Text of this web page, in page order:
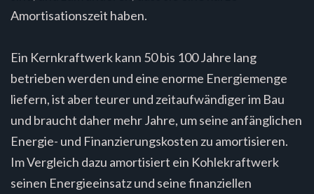
Amortisationszeit haben.
Ein Kernkraftwerk kann 50 bis 100 Jahre lang
betrieben werden und eine enorme Energiemenge
liefern, ist aber teurer und zeitaufwändiger im Bau
und braucht daher mehr Jahre, um seine anfänglichen
Energie- und Finanzierungskosten zu amortisieren.
Im Vergleich dazu amortisiert ein Kohlekraftwerk
seinen Energieeinsatz und seine finanziellen